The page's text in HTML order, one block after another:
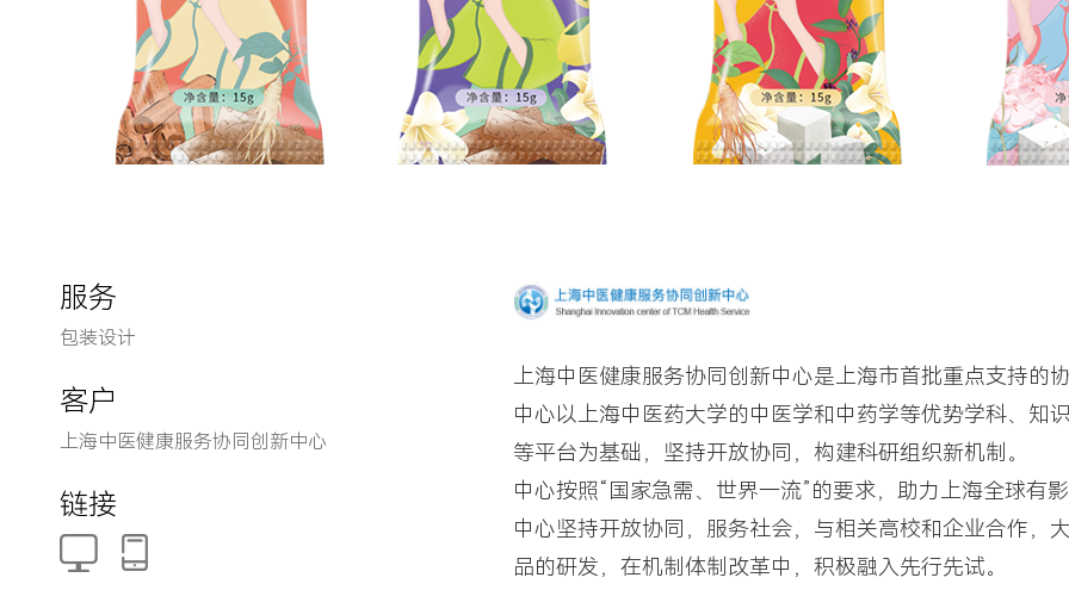
服务
包装设计
客户
上海中医健康服务协同创新中心
链接
上海中医健康服务协同创新中心是上海市首批重点支持的
中心以上海中医药大学的中医学和中药学等优势学科、知
等平台为基础，坚持开放协同，构建科研组织新机制。
中心按照“国家急需、世界一流”的要求，助力上海全球有
中心坚持开放协同，服务社会，与相关高校和企业合作，
品的研发，在机制体制改革中，积极融入先行先试。